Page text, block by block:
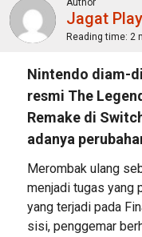
Author
Jagat Play
Reading time: 2
Nintendo diam-
resmi The
Remake di
adanya
Merombak ulang
menjadi tugas yang
yang terjadi pada
sisi, penggemar